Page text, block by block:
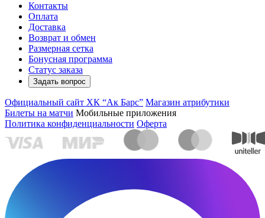
Контакты
Оплата
Доставка
Возврат и обмен
Размерная сетка
Бонусная программа
Статус заказа
Задать вопрос
Официальный сайт ХК “Ак Барс” Магазин атрибутики
Билеты на матчи Мобильные приложения
Политика конфиденциальности Оферта